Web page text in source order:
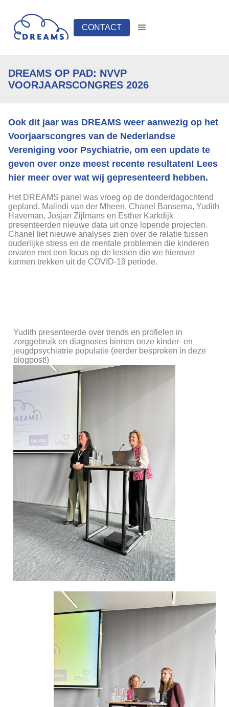
CONTACT
DREAMS OP PAD: NVVP
VOORJAARSCONGRES 2026
Ook dit jaar was DREAMS weer aanwezig op het
Voorjaarscongres van de Nederlandse
Vereniging voor Psychiatrie, om een update te
geven over onze meest recente resultaten! Lees
hier meer over wat wij gepresenteerd hebben.
Het DREAMS panel was vroeg op de donderdagochtend
gepland. Malindi van der Mheen, Chanel Bansema, Yudith
Haveman, Josjan Zijlmans en Esther Karkdijk
presenteerden nieuwe data uit onze lopende projecten.
Chanel liet nieuwe analyses zien over de relatie tussen
ouderlijke stress en de mentale problemen die kinderen
ervaren met een focus op de lessen die we hierover
kunnen trekken uit de COVID-19 periode.
Yudith presenteerde over trends en profielen in
zorggebruik en diagnoses binnen onze kinder- en
jeugdpsychiatrie populatie (eerder besproken in deze
blogpost!)